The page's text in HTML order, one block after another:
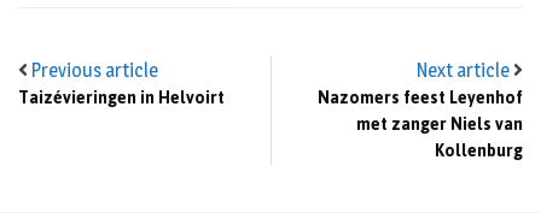
Previous article
Taizévieringen in Helvoirt
Next article
Nazomers feest Leyenhof
met zanger Niels van
Kollenburg